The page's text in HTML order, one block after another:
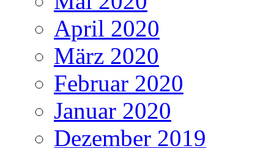
April 2020
März 2020
Februar 2020
Januar 2020
Dezember 2019